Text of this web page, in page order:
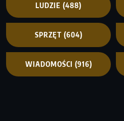
LUDZIE (488)
SPRZĘT (604)
WIADOMOŚCI (916)